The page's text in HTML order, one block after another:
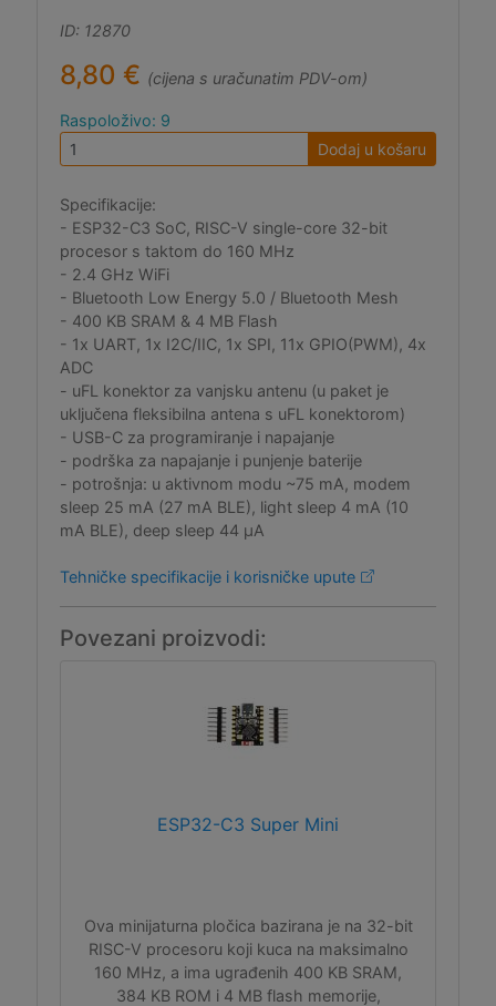
ID: 12870
8,80 € (cijena s uračunatim PDV-om)
Raspoloživo: 9
Dodaj u košaru
Specifikacije:
- ESP32-C3 SoC, RISC-V single-core 32-bit
procesor s taktom do 160 MHz
- 2.4 GHz WiFi
- Bluetooth Low Energy 5.0 / Bluetooth Mesh
- 400 KB SRAM & 4 MB Flash
- 1x UART, 1x I2C/IIC, 1x SPI, 11x GPIO(PWM), 4x
ADC
- uFL konektor za vanjsku antenu (u paket je
uključena fleksibilna antena s uFL konektorom)
- USB-C za programiranje i napajanje
- podrška za napajanje i punjenje baterije
- potrošnja: u aktivnom modu ~75 mA, modem
sleep 25 mA (27 mA BLE), light sleep 4 mA (10
mA BLE), deep sleep 44 μA
Tehničke specifikacije i korisničke upute
Povezani proizvodi:
ESP32-C3 Super Mini
Ova minijaturna pločica bazirana je na 32-bit
RISC-V procesoru koji kuca na maksimalno
160 MHz, a ima ugrađenih 400 KB SRAM,
384 KB ROM i 4 MB flash memorije,